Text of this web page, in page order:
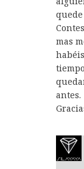
mas
antes.